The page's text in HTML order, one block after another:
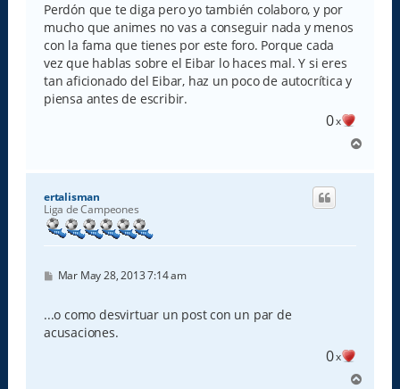
Perdón que te diga pero yo también colaboro, y por
mucho que animes no vas a conseguir nada y menos
con la fama que tienes por este foro. Porque cada
vez que hablas sobre el Eibar lo haces mal. Y si eres
tan aficionado del Eibar, haz un poco de autocrítica y
piensa antes de escribir.
0x
r
ertalisman
Liga de Campeones
M
s
a
j
Mar May 28, 2013 7:14 am
...o como desvirtuar un post con un par de
acusaciones.
0x